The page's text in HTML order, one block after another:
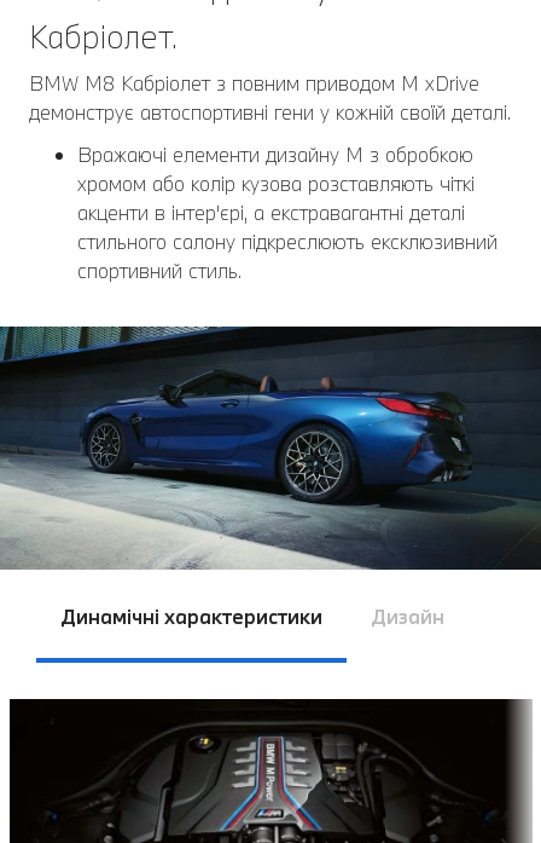
Кабріолет.
BMW M8 Кабріолет з повним приводом M xDrive
демонструє автоспортивні гени у кожній своїй деталі.
Вражаючі елементи дизайну M з обробкою
хромом або колір кузова розставляють чіткі
акценти в інтер'єрі, а екстравагантні деталі
стильного салону підкреслюють ексклюзивний
спортивний стиль.
Динамічні характеристики Дизайн